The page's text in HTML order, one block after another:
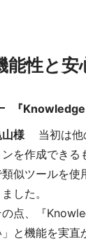
能性と
『
様
当初は
ンを作成でき
類似ツールを使
ました。
の点、『
」と機能を実直